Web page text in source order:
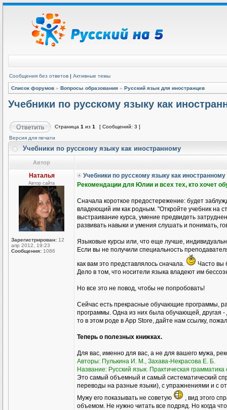
Сообщения без ответов | Активные темы
Список форумов » Вопросы образования » Русский язык для иностранцев
Учебники по русскому языку как
Страница 1 из 1
[ Сообщений: 3 ]
Версия для печати
Учебники по русскому языку как иностранному
Автор
Наталья
Автор сайта
Зарегистрирован: 12
апр 2012, 19:23
Сообщения: 1086
Учебники по русскому языку как иностранному
Рекомендации для Юлии и всех тех, кто хочет
Сначала короткое предостережение: будет
владеющий им как родным. "Откройте учебник на
выстраивание курса, умение предвидеть
развивать навыки и умения слушать и понимать,
Языковые курсы или, что еще лучше,
Если вы не получили специальность
как вам это представлялось сначала.
Часто вы
Дело в том, что носители языка владеют им
Но все это не повод, чтобы не попробовать!
Сейчас есть прекрасные обучающие программы,
программы. Одна из них была обучающей, другая -
то в этом роде в Аpp Store, дайте нам ссылку,
Теперь о полезных книжках.
Для вас, именно для вас, а не для вашего мужа,
Авторы: Пулькина И. М., Захава-Некрасова Е. Б.
Название: Русский язык. Практическая
Это самый объемный и самый систематический
переводы на разные языки), с упражнениями и с
Мужу его показывать не советую
, вид этого
объемом. Не нужно читать все подряд. Но когда